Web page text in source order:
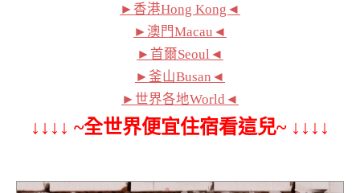
►香港Hong Kong◄
►澳門Macau◄
►首爾Seoul◄
►釜山Busan◄
►世界各地World◄
↓↓↓↓ ~全世界便宜住宿看這兒~ ↓↓↓↓